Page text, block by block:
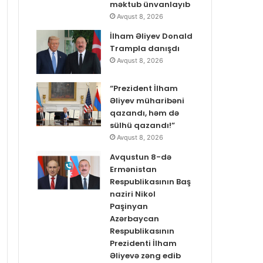
məktub ünvanlayıb
Avqust 8, 2026
İlham Əliyev Donald
Trampla danışdı
Avqust 8, 2026
“Prezident İlham
Əliyev müharibəni
qazandı, həm də
sülhü qazandı!”
Avqust 8, 2026
Avqustun 8-də
Ermənistan
Respublikasının Baş
naziri Nikol
Paşinyan
Azərbaycan
Respublikasının
Prezidenti İlham
Əliyevə zəng edib